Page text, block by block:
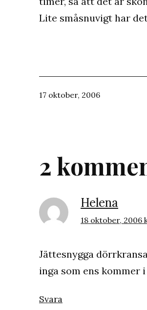
Lite småsnuvigt har
Publicerat
17 oktober, 2006
2
Helena
18 oktober, 2006
Jättesnygga
inga som ens kommer
Svara